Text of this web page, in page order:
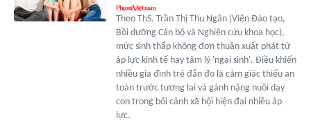
Theo ThS. Trần Thị Thu Ngân (Viện Đào tạo,
Bồi dưỡng Cán bộ và Nghiên cứu khoa học),
mức sinh thấp không đơn thuần xuất phát từ
áp lực kinh tế hay tâm lý 'ngại sinh'. Điều khiến
nhiều gia đình trẻ đắn đo là cảm giác thiếu an
toàn trước tương lai và gánh nặng nuôi dạy
con trong bối cảnh xã hội hiện đại nhiều áp
lực.